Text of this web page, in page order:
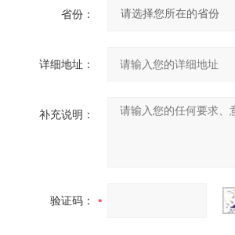
省份：
详细地址：
补充说明：
验证码：